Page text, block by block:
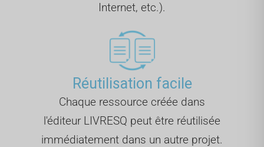
Internet, etc.).
Réutilisation facile
Chaque ressource créée dans
l'éditeur LIVRESQ peut être réutilisée
immédiatement dans un autre projet.